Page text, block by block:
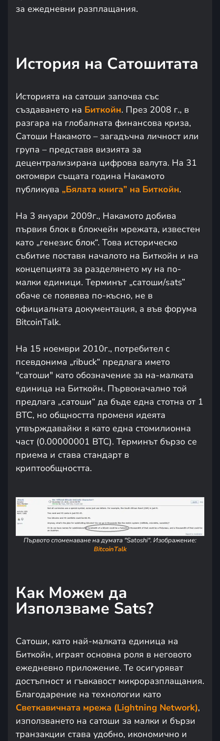
за ежедневни разплащания.
История на Сатошитата
Историята на сатоши започва със
създаването на Биткойн. През 2008 г., в
разгара на глобалната финансова криза,
Сатоши Накамото – загадъчна личност или
група – представя визията за
децентрализирана цифрова валута. На 31
октомври същата година Накамото
публикува „Бялата книга” на Биткойн.
На 3 януари 2009г., Накамото добива
първия блок в блокчейн мрежата, известен
като „генезис блок“. Това историческо
събитие поставя началото на Биткойн и на
концепцията за разделянето му на по-
малки единици. Терминът „сатоши/sats”
обаче се появява по-късно, не в
официалната документация, а във форума
BitcoinTalk.
На 15 ноември 2010г., потребител с
псевдонима „ribuck“ предлага името
"сатоши" като обозначение за на-малката
единица на Биткойн. Първоначално той
предлага „сатоши“ да бъде една стотна от 1
BTC, но общността променя идеята
утвърждавайки я като една стомилионна
част (0.00000001 BTC). Терминът бързо се
приема и става стандарт в
криптообщността.
Първото споменаване на думата "Satoshi". Изображение:
BitcoinТalk
Как Можем да
Използваме Sats?
Сатоши, като най-малката единица на
Биткойн, играят основна роля в неговото
ежедневно приложение. Те осигуряват
достъпност и гъвкавост микроразплащания.
Благодарение на технологии като
Светкавичната мрежа (Lightning Network),
използването на сатоши за малки и бързи
транзакции става удобно, икономично и